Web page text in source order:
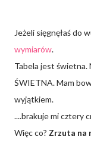
Jeżeli sięgnęłaś do
wymiarów.
Tabela jest świetna.
ŚWIETNA. Mam
wyjątkiem.
....brakuje mi cztery
Więc co? Zrzuta na